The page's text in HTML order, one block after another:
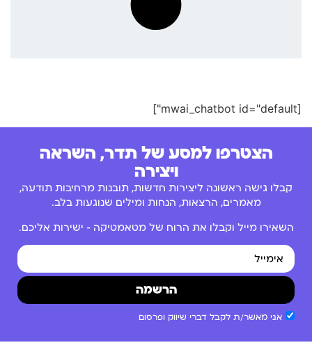
[mwai_chatbot id="default"]
הצטרפו למסע של תדר, השראה
ויצירה
קבלו גישה ראשונה ליצירות חדשות, תובנות מרחיבות תודעה,
מאמרים, הרצאות, הנחות ומילים שנוגעות בלב.
השאירו מייל וקבלו את הרוח של מטאמטיקה – ישירות אליכם.
אני מאשר/ת לקבל דברי שיווק ופרסום
הרשמה